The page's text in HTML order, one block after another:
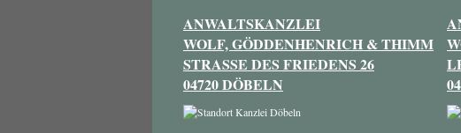
ANWALTSKANZLEI
WOLF, GÖDDENHENRICH & THIMM
STRASSE DES FRIEDENS 26
04720 DÖBELN